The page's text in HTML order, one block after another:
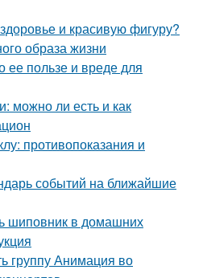
и красивую фигуру?
образа жизни
ее пользе и вреде для
можно ли есть и как
противопоказания и
событий на ближайшие
шиповник в домашних
группу Анимация во